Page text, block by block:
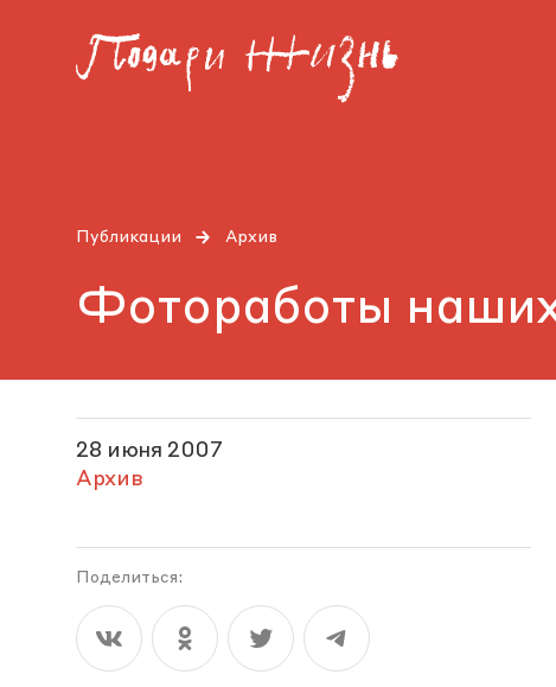
Публикации Архив
Фотоработы
28 июня 2007
Архив
Поделиться: